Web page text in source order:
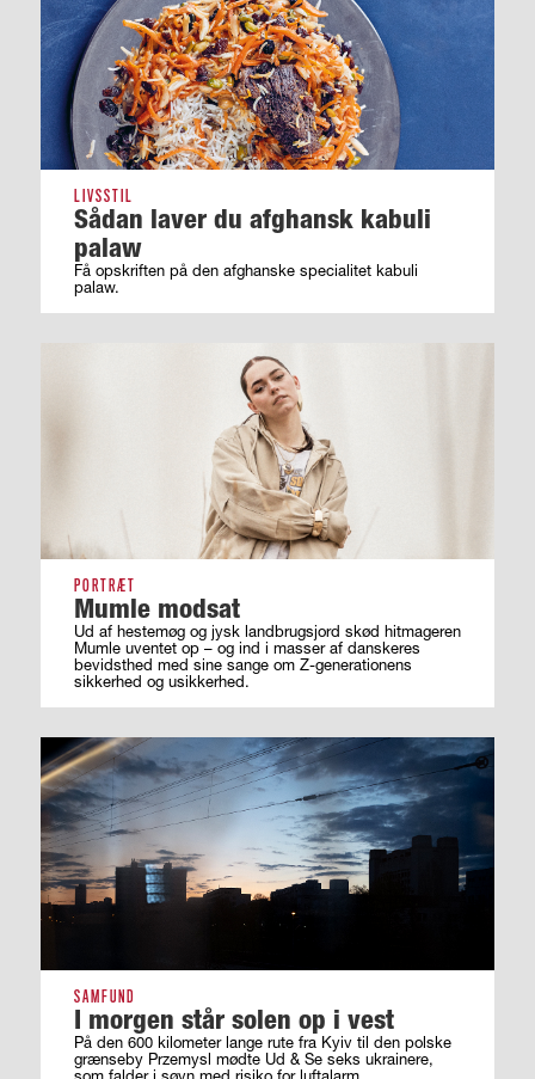
LIVSSTIL
Sådan laver du afghansk kabuli
palaw
Få opskriften på den afghanske specialitet kabuli
palaw.
PORTRÆT
Mumle modsat
Ud af hestemøg og jysk landbrugsjord skød hitmageren
Mumle uventet op – og ind i masser af ­danskeres
bevidsthed med sine sange om ­Z-generationens
sikkerhed og usikkerhed.
SAMFUND
I morgen står solen op i vest
På den 600 kilometer lange rute fra Kyiv til den polske
grænseby Przemysl mødte Ud & Se seks ukrainere,
som falder i søvn med risiko for luftalarm.